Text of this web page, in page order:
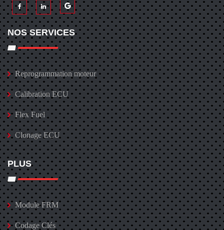
NOS SERVICES
Reprogrammation moteur
Calibration ECU
Flex Fuel
Clonage ECU
PLUS
Module FRM
Codage Clés